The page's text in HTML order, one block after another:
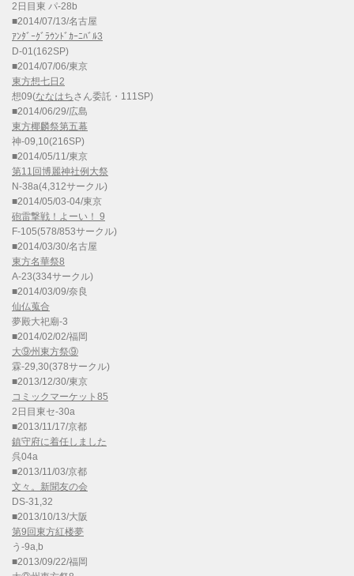
2日目東 パ-28b
■2014/07/13/名古屋
ｱﾝﾀﾞｰｸﾞﾗｳﾝﾄﾞｶｰﾆﾊﾞﾙ3
D-01(162SP)
■2014/07/06/東京
東方想七日2
想09(ななはちさん委託・111SP)
■2014/06/29/広島
東方椰麟祭第五幕
神-09,10(216SP)
■2014/05/11/東京
第11回博麗神社例大祭
N-38a(4,312サークル)
■2014/05/03-04/東京
砲雷撃戦！よーい！ 9
F-105(578/853サークル)
■2014/03/30/名古屋
東方名華祭8
A-23(334サークル)
■2014/03/09/奈良
仙仏蒐合
夢殿大祀廟-3
■2014/02/02/福岡
大⑨州東方祭⑨
霖-29,30(378サークル)
■2013/12/30/東京
コミックマーケット85
2日目東セ-30a
■2013/11/17/京都
鎮守府に着任しました
呉04a
■2013/11/03/京都
文々。新聞友の会
DS-31,32
■2013/10/13/大阪
第9回東方紅楼夢
う-9a,b
■2013/09/22/福岡